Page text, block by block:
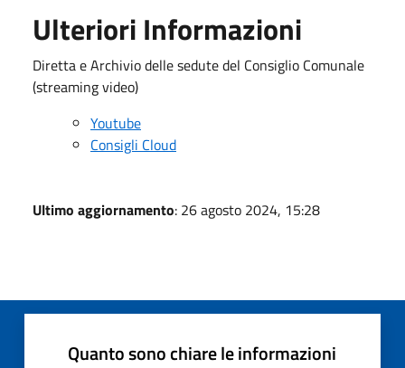
Ulteriori Informazioni
Diretta e Archivio delle sedute del Consiglio Comunale
(streaming video)
Youtube
Consigli Cloud
Ultimo aggiornamento: 26 agosto 2024, 15:28
Quanto sono chiare le informazioni